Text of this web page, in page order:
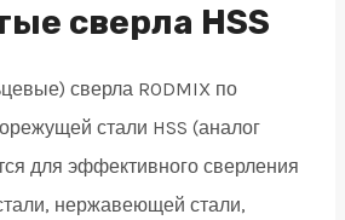
сверла HSS
сверла RODMIX по
стали HSS (аналог
для эффективного сверления
нержавеющей стали,